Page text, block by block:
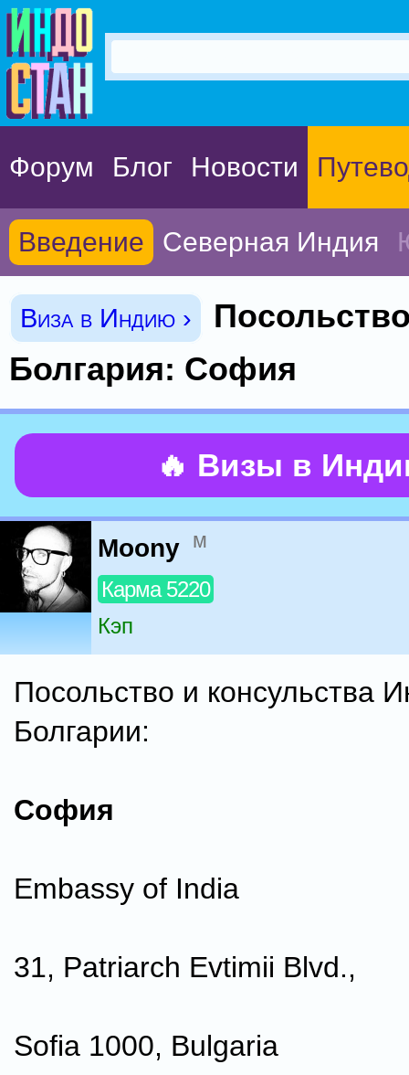
Форум Блог Новости
Введение Северная Индия
Виза в Индию ›
Болгария: София
🔥 Визы в
Moony м
Карма 5220
Кэп
Посольство и консульства
Болгарии:
София
Embassy of India
31, Patriarch Evtimii Blvd.,
Sofia 1000, Bulgaria